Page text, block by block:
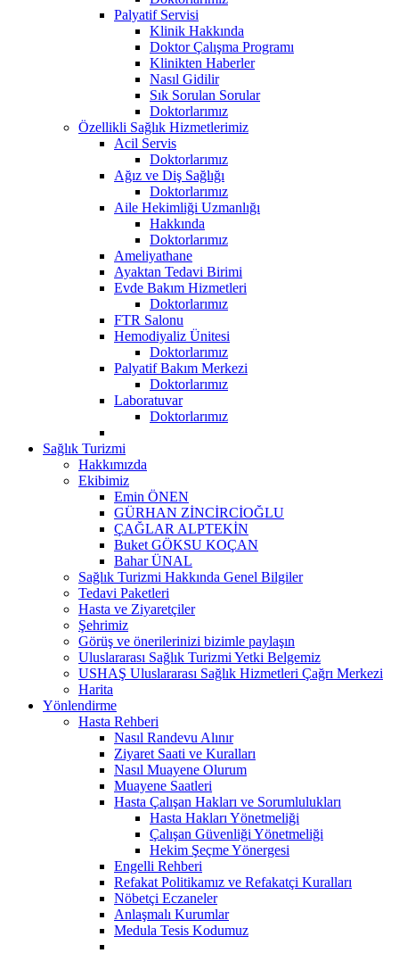
Palyatif Servisi
Klinik Hakkında
Doktor Çalışma Programı
Klinikten Haberler
Nasıl Gidilir
Sık Sorulan Sorular
Doktorlarımız
Özellikli Sağlık Hizmetlerimiz
Acil Servis
Doktorlarımız
Ağız ve Diş Sağlığı
Doktorlarımız
Aile Hekimliği Uzmanlığı
Hakkında
Doktorlarımız
Ameliyathane
Ayaktan Tedavi Birimi
Evde Bakım Hizmetleri
Doktorlarımız
FTR Salonu
Hemodiyaliz Ünitesi
Doktorlarımız
Palyatif Bakım Merkezi
Doktorlarımız
Laboratuvar
Doktorlarımız
Sağlık Turizmi
Hakkımızda
Ekibimiz
Emin ÖNEN
GÜRHAN ZİNCİRCİOĞLU
ÇAĞLAR ALPTEKİN
Buket GÖKSU KOÇAN
Bahar ÜNAL
Sağlık Turizmi Hakkında Genel Bilgiler
Tedavi Paketleri
Hasta ve Ziyaretçiler
Şehrimiz
Görüş ve önerilerinizi bizimle paylaşın
Uluslararası Sağlık Turizmi Yetki Belgemiz
USHAŞ Uluslararası Sağlık Hizmetleri Çağrı Merkezi
Harita
Yönlendirme
Hasta Rehberi
Nasıl Randevu Alınır
Ziyaret Saati ve Kuralları
Nasıl Muayene Olurum
Muayene Saatleri
Hasta Çalışan Hakları ve Sorumlulukları
Hasta Hakları Yönetmeliği
Çalışan Güvenliği Yönetmeliği
Hekim Şeçme Yönergesi
Engelli Rehberi
Refakat Politikamız ve Refakatçi Kuralları
Nöbetçi Eczaneler
Anlaşmalı Kurumlar
Medula Tesis Kodumuz